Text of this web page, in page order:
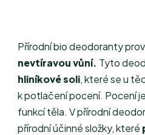
Přírodní bio deodoranty
nevtíravou vůní. Tyto
hliníkové soli, které se u
k potlačení pocení. Pocení
funkcí těla. V přírodní
přírodní účinné složky, které